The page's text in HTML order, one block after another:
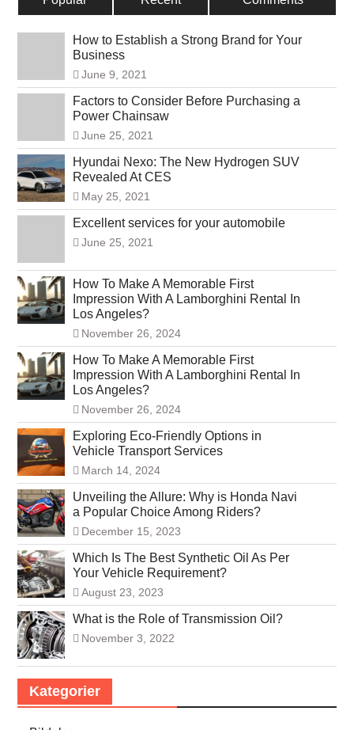
How to Establish a Strong Brand for Your
Business
June 9, 2021
Factors to Consider Before Purchasing a
Power Chainsaw
June 25, 2021
Hyundai Nexo: The New Hydrogen SUV
Revealed At CES
May 25, 2021
Excellent services for your automobile
June 25, 2021
How To Make A Memorable First
Impression With A Lamborghini Rental In
Los Angeles?
November 26, 2024
How To Make A Memorable First
Impression With A Lamborghini Rental In
Los Angeles?
November 26, 2024
Exploring Eco-Friendly Options in
Vehicle Transport Services
March 14, 2024
Unveiling the Allure: Why is Honda Navi
a Popular Choice Among Riders?
December 15, 2023
Which Is The Best Synthetic Oil As Per
Your Vehicle Requirement?
August 23, 2023
What is the Role of Transmission Oil?
November 3, 2022
Kategorier